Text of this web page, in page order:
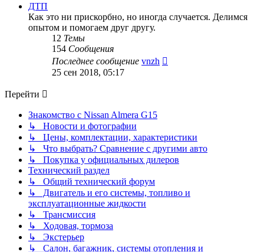
ДТП
Как это ни прискорбно, но иногда случается. Делимся
опытом и помогаем друг другу.
12 Темы
154 Сообщения
Последнее сообщение vnzh
25 сен 2018, 05:17
Перейти
Знакомство с Nissan Almera G15
↳ Новости и фотографии
↳ Цены, комплектации, характеристики
↳ Что выбрать? Сравнение с другими авто
↳ Покупка у официальных дилеров
Технический раздел
↳ Общий технический форум
↳ Двигатель и его системы, топливо и
эксплуатационные жидкости
↳ Трансмиссия
↳ Ходовая, тормоза
↳ Экстерьер
↳ Салон, багажник, системы отопления и